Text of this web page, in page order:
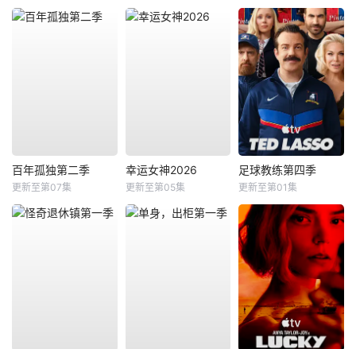
百年孤独第二季
更新至第07集
幸运女神2026
更新至第05集
足球教练第四季
更新至第01集